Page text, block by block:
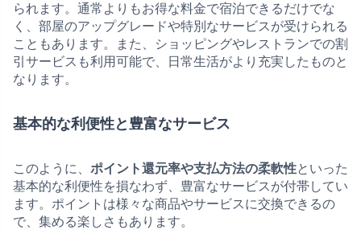
られます。通常よりもお得な料金で宿泊できるだけでな
く、部屋のアップグレードや特別なサービスが受けられる
こともあります。また、ショッピングやレストランでの割
引サービスも利用可能で、日常生活がより充実したものと
なります。
基本的な利便性と豊富なサービス
このように、 ポイント還元率や支払方法の柔軟性といった
基本的な利便性を損なわず、豊富なサービスが付帯してい
ます。ポイントは様々な商品やサービスに交換できるの
で、集める楽しさもあります。